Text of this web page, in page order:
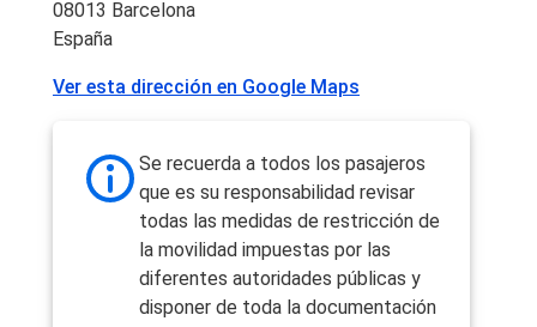
08013 Barcelona
España
Ver esta dirección en Google Maps
Se recuerda a todos los pasajeros
que es su responsabilidad revisar
todas las medidas de restricción de
la movilidad impuestas por las
diferentes autoridades públicas y
disponer de toda la documentación